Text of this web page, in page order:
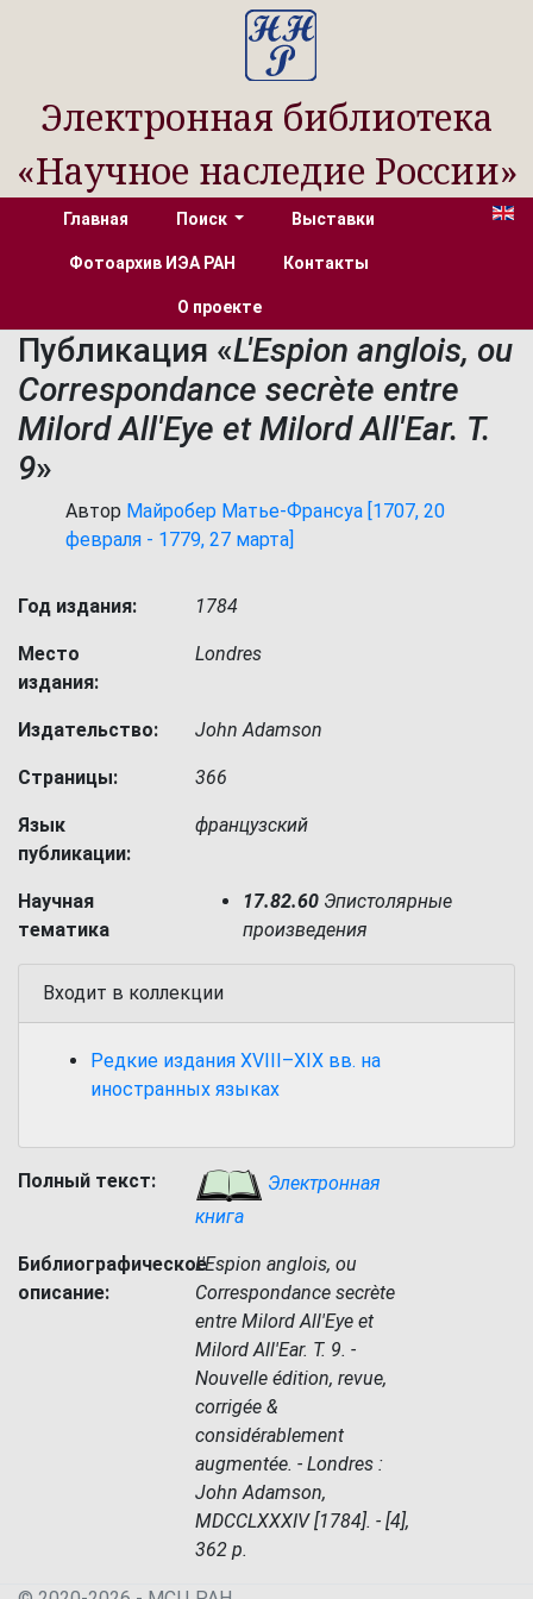
Электронная библиотека
«Научное наследие России»
Главная Поиск Выставки
Фотоархив ИЭА РАН Контакты
О проекте
Публикация «L'Espion anglois, ou
Correspondance secrète entre
Milord All'Eye et Milord All'Ear. T.
9»
Автор Майробер Матье-Франсуа [1707, 20
февраля - 1779, 27 марта]
Год издания: 1784
Место
издания:
Londres
Издательство: John Adamson
Страницы: 366
Язык
публикации:
французский
Научная
тематика
17.82.60 Эпистолярные
произведения
Входит в коллекции
Редкие издания XVIII–XIX вв. на
иностранных языках
Полный текст:
Электронная
книга
Библиографическое
описание:
L'Espion anglois, ou
Correspondance secrète
entre Milord All'Eye et
Milord All'Ear. T. 9. -
Nouvelle édition, revue,
corrigée &
considérablement
augmentée. - Londres :
John Adamson,
MDCCLXXXIV [1784]. - [4],
362 p.